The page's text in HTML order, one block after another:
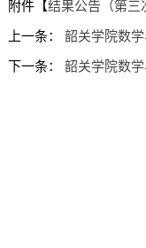
附件【结果公告（第三
上一条： 韶关学院数学与统计学院_数
下一条： 韶关学院数学与统计学院_数